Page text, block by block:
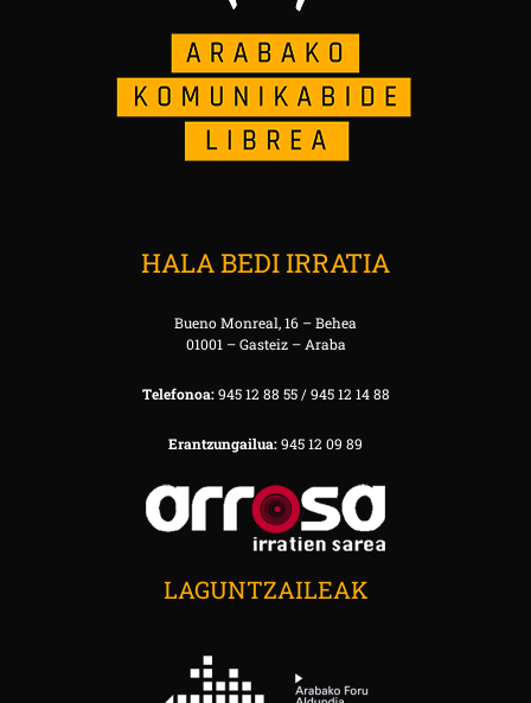
HALA BEDI IRRATIA
Bueno Monreal, 16 – Behea
01001 – Gasteiz – Araba
Telefonoa:945 12 88 55 / 945 12 14 88
Erantzungailua:945 12 09 89
LAGUNTZAILEAK